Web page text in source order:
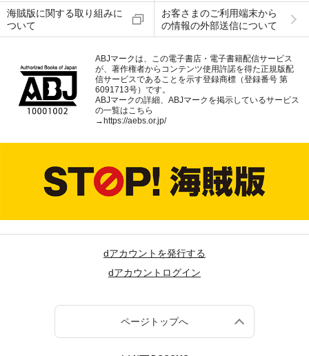
海賊版に関する取り組みに
ついて
お客さまのご利用端末から
の情報の外部送信について
ABJマークは、この電子書店・電子書籍配信サービス
が、著作権者からコンテンツ使用許諾を得た正規版配
信サービスであることを示す登録商標（登録番号 第
6091713号）です。
ABJマークの詳細、ABJマークを掲示しているサービス
の一覧はこちら
→ https://aebs.or.jp/
dアカウントを発行する
dアカウントログイン
ページトップへ